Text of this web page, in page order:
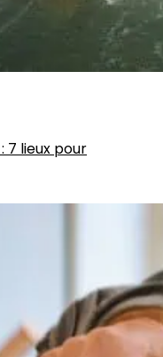
: 7 lieux pour